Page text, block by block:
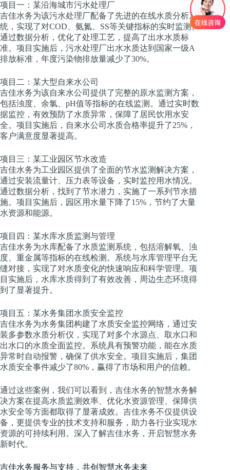
项目一：某沿海城市污水处理厂
吉佳水务为该污水处理厂配备了先进的在线水质分析系
统，实现了对COD、氨氮、SS等关键指标的实时监测。
通过数据分析，优化了处理工艺，提高了出水水质标
准。项目实施后，污水处理厂出水水质达到国家一级A
排放标准，年度污染物排放量减少了30%。
项目二：某大型自来水公司
吉佳水务为该自来水公司提供了完整的原水监测方案，
包括浊度、余氯、pH值等指标的在线监测。通过实时数
据监控，有效预防了水质异常，保障了居民饮用水安
全。项目实施后，自来水公司水质合格率提升了25%，
客户满意度显著提高。
项目三：某工业园区节水改造
吉佳水务为工业园区提供了全面的节水监测解决方案，
通过安装流量计、压力表等设备，实时监控用水情况。
通过数据分析，找到了节水潜力，实施了一系列节水措
施。项目实施后，园区用水量下降了15%，节约了大量
水资源和能源。
项目四：某水库水质监测与管理
吉佳水务为水库配备了水质监测系统，包括溶解氧、浊
度、重金属等指标的在线检测。系统与水库管理平台无
缝对接，实现了对水质变化的快速响应和科学管理。项
目实施后，水库水质得到了有效改善，周边生态环境得
到了显著提升。
项目五：某水务集团水质安全监控
吉佳水务为水务集团构建了水质安全监控网络，通过安
装多参数水质分析仪，实现了对多个水源点、取水口和
出水口的水质全面监控。系统具有预警功能，能在水质
异常时自动报警，确保了供水安全。项目实施后，集团
水质安全事件减少了80%，赢得了市场和用户的信赖。
通过这些案例，我们可以看到，吉佳水务的智慧水务解
决方案在提高水质监测效率、优化水资源管理、保障供
水安全等方面都取得了显著成效。吉佳水务不仅提供设
备，更提供专业的技术支持和服务，助力各行业实现水
资源的可持续利用。深入了解吉佳水务，开启智慧水务
新时代。
吉佳水务服务与支持，共创智慧水务未来